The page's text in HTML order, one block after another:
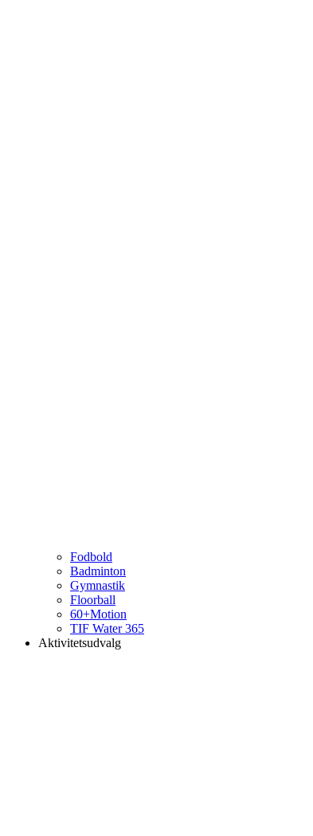
Fodbold
Badminton
Gymnastik
Floorball
60+Motion
TIF Water 365
Aktivitetsudvalg